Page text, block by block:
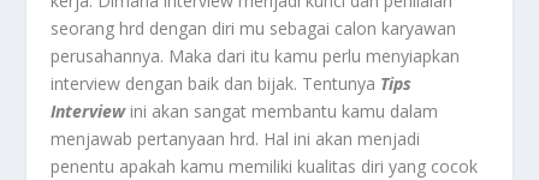
seorang hrd dengan diri mu sebagai calon karyawan
perusahannya. Maka dari itu kamu perlu menyiapkan
interview dengan baik dan bijak. Tentunya Tips
Interviewini akan sangat membantu kamu dalam
menjawab pertanyaan hrd. Hal ini akan menjadi
penentu apakah kamu memiliki kualitas diri yang cocok